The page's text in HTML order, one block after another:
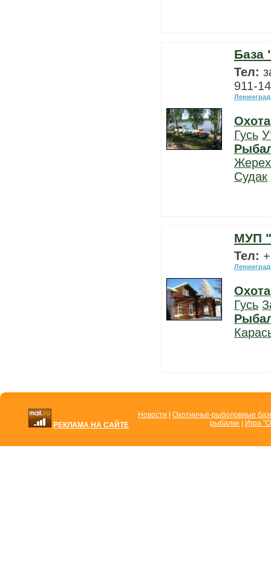
База
Тел:
911-
Охота
Гусь
Жерех
Судак
МУП
Тел:
Охота
Гусь
РЕКЛАМА НА САЙТЕ
Новости
Охотничье-рыболовные
рыбалке
Игра